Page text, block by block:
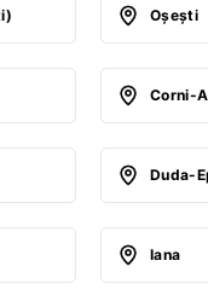
Oşeşti
Corni-
Duda-
Iana